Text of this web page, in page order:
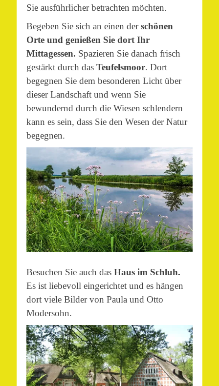
Sie ausführlicher betrachten möchten.
Begeben Sie sich an einen derschönen
Orte und genießen Sie dort Ihr
Mittagessen. Spazieren Sie danach frisch
gestärkt durch das Teufelsmoor. Dort
begegnen Sie dem besonderen Licht über
dieser Landschaft und wenn Sie
bewundernd durch die Wiesen schlendern
kann es sein, dass Sie den Wesen der Natur
begegnen.
Besuchen Sie auch das Haus im Schluh.
Es ist liebevoll eingerichtet und es hängen
dort viele Bilder von Paula und Otto
Modersohn.